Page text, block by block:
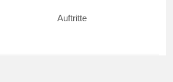
Auftritte